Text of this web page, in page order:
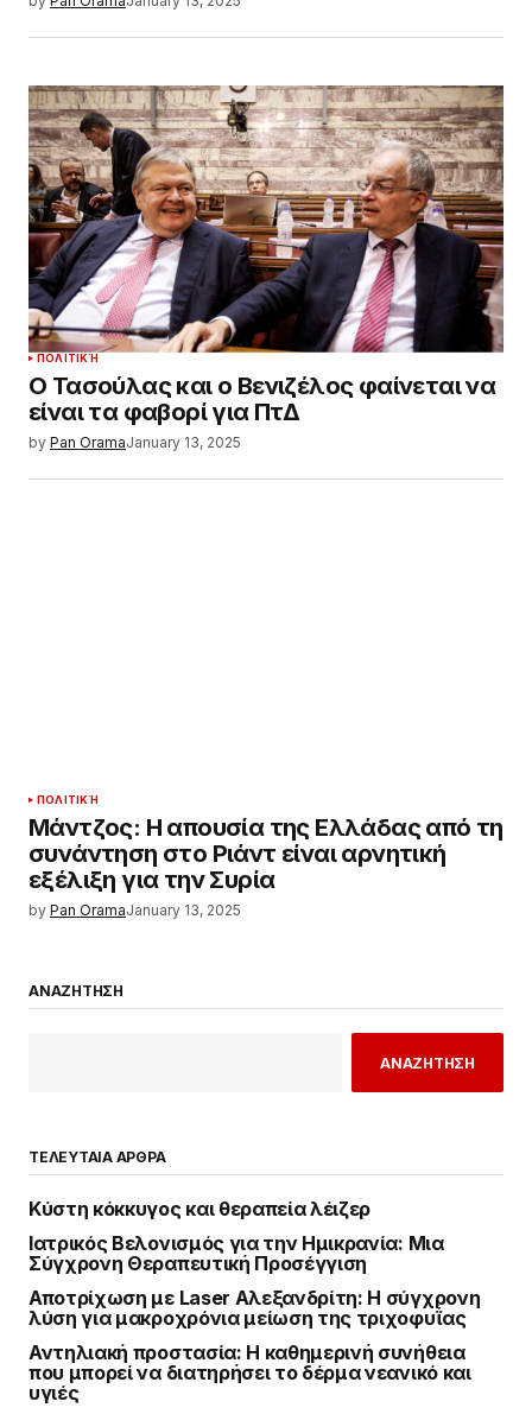
ΠΟΛΙΤΙΚΉ
Ο Τασούλας και ο Βενιζέλος φαίνεται να
είναι τα φαβορί για ΠτΔ
by Pan OramaJanuary 13, 2025
ΠΟΛΙΤΙΚΉ
Μάντζος: Η απουσία της Ελλάδας από τη
συνάντηση στο Ριάντ είναι αρνητική
εξέλιξη για την Συρία
by Pan OramaJanuary 13, 2025
ΑΝΑΖΗΤΗΣΗ
ΑΝΑΖΗΤΗΣΗ
ΤΕΛΕΥΤΑΙΑ ΑΡΘΡΑ
Κύστη κόκκυγος και θεραπεία λέιζερ
Ιατρικός Βελονισμός για την Ημικρανία: Μια
Σύγχρονη Θεραπευτική Προσέγγιση
Αποτρίχωση με Laser Αλεξανδρίτη: Η σύγχρονη
λύση για μακροχρόνια μείωση της τριχοφυΐας
Αντηλιακή προστασία: Η καθημερινή συνήθεια
που μπορεί να διατηρήσει το δέρμα νεανικό και
υγιές